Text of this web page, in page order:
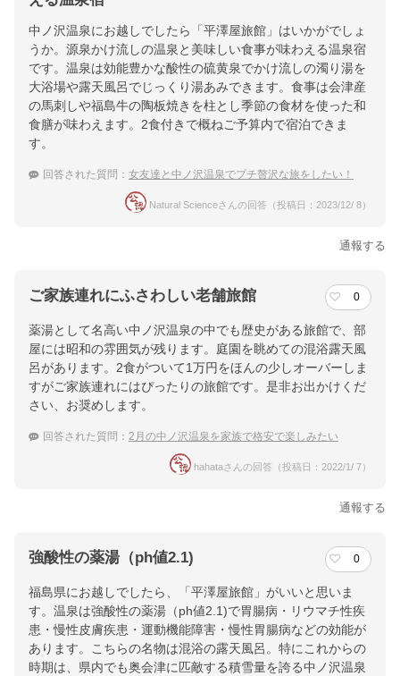
中ノ沢温泉にお越しでしたら「平澤屋旅館」はいかがでしょ
うか。源泉かけ流しの温泉と美味しい食事が味わえる温泉宿
です。温泉は効能豊かな酸性の硫黄泉でかけ流しの濁り湯を
大浴場や露天風呂でじっくり湯あみできます。食事は会津産
の馬刺しや福島牛の陶板焼きを柱とし季節の食材を使った和
食膳が味わえます。2食付きで概ねご予算内で宿泊できま
す。
回答された質問： 女友達と中ノ沢温泉でプチ贅沢な旅をしたい！
Natural Scienceさんの回答（投稿日：2023/12/ 8）
通報する
ご家族連れにふさわしい老舗旅館 0
薬湯として名高い中ノ沢温泉の中でも歴史がある旅館で、部
屋には昭和の雰囲気が残ります。庭園を眺めての混浴露天風
呂があります。2食がついて1万円をほんの少しオーバーしま
すがご家族連れにはぴったりの旅館です。是非お出かけくだ
さい、お奨めします。
回答された質問： 2月の中ノ沢温泉を家族で格安で楽しみたい
hahataさんの回答（投稿日：2022/1/ 7）
通報する
強酸性の薬湯（ph値2.1) 0
福島県にお越しでしたら、「平澤屋旅館」がいいと思いま
す。温泉は強酸性の薬湯（ph値2.1)で胃腸病・リウマチ性疾
患・慢性皮膚疾患・運動機能障害・慢性胃腸病などの効能が
あります。こちらの名物は混浴の露天風呂。特にこれからの
時期は、県内でも奥会津に匹敵する積雪量を誇る中ノ沢温泉